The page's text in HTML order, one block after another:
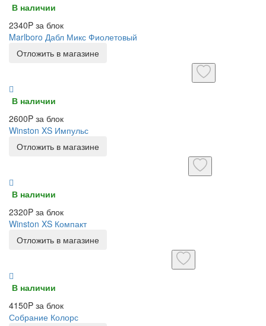
В наличии
2340P за блок
Marlboro Дабл Микс Фиолетовый
Отложить в магазине
В наличии
2600P за блок
Winston XS Импульс
Отложить в магазине
В наличии
2320P за блок
Winston XS Компакт
Отложить в магазине
В наличии
4150P за блок
Собрание Колорс